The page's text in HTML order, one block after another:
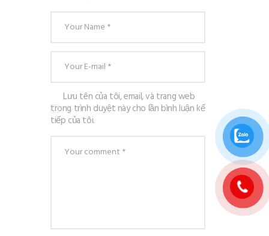
Lưu tên của tôi, email, và trang web
trong trình duyệt này cho lần bình luận kế
tiếp của tôi.